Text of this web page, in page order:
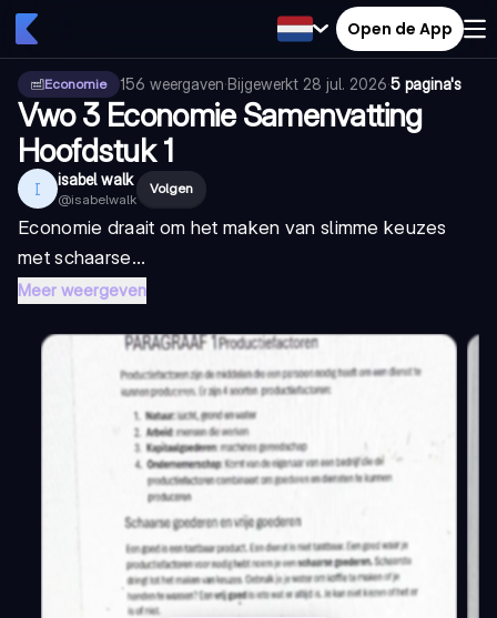
Open de App
Economie 156 weergaven·Bijgewerkt 28 jul. 2026·5 pagina's
Vwo 3 Economie Samenvatting
Hoofdstuk 1
I isabel walk
@isabelwalk
Volgen
Economie draait om het maken van slimme keuzes
met schaarse...
Meer weergeven